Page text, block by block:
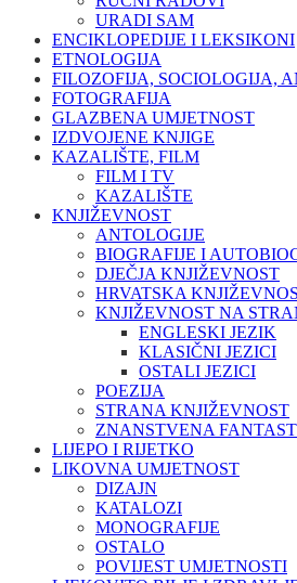
URADI SAM
ENCIKLOPEDIJE I LEKSIKONI
ETNOLOGIJA
FILOZOFIJA, SOCIOLOGIJA,
FOTOGRAFIJA
GLAZBENA UMJETNOST
IZDVOJENE KNJIGE
KAZALIŠTE, FILM
FILM I TV
KAZALIŠTE
KNJIŽEVNOST
ANTOLOGIJE
BIOGRAFIJE I
DJEČJA KNJIŽEVNOST
HRVATSKA
KNJIŽEVNOST NA
ENGLESKI JEZIK
KLASIČNI JEZICI
OSTALI JEZICI
POEZIJA
STRANA KNJIŽEVNOST
ZNANSTVENA
LIJEPO I RIJETKO
LIKOVNA UMJETNOST
DIZAJN
KATALOZI
MONOGRAFIJE
OSTALO
POVIJEST UMJETNOSTI